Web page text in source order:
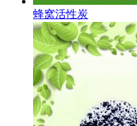
蜂窝活性炭